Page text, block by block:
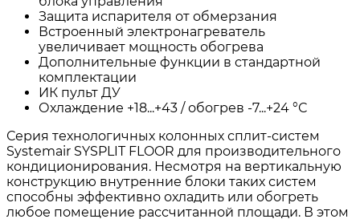
Защита испарителя от обмерзания
Встроенный электронагреватель
увеличивает мощность обогрева
Дополнительные функции в стандартной
комплектации
ИК пульт ДУ
Охлаждение +18...+43 / обогрев -7...+24 °С
Серия технологичных колонных сплит-систем
Systemair SYSPLIT FLOOR для производительного
кондиционирования. Несмотря на вертикальную
конструкцию внутренние блоки таких систем
способны эффективно охладить или обогреть
любое помещение рассчитанной площади. В этом